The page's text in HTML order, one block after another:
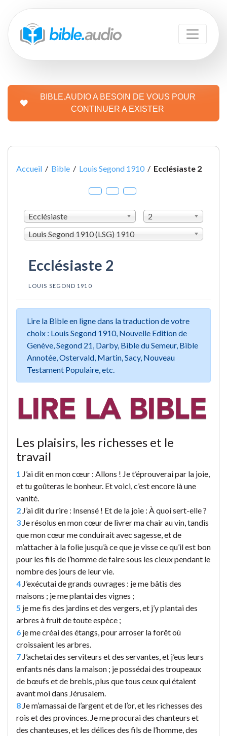
BIBLE.AUDIO A BESOIN DE VOUS POUR
CONTINUER A EXISTER
Accueil / Bible / Louis Segond 1910 / Ecclésiaste 2
Ecclésiaste
2
Louis Segond 1910 (LSG) 1910
Ecclésiaste 2
LOUIS SEGOND 1910
Lire la Bible en ligne dans la traduction de votre
choix : Louis Segond 1910, Nouvelle Edition de
Genève, Segond 21, Darby, Bible du Semeur, Bible
Annotée, Ostervald, Martin, Sacy, Nouveau
Testament Populaire, etc.
Les plaisirs, les richesses et le
travail
1 J’ai dit en mon cœur : Allons ! Je t’éprouverai par la joie,
et tu goûteras le bonheur. Et voici, c’est encore là une
vanité.
2 J’ai dit du rire : Insensé ! Et de la joie : À quoi sert-elle ?
3 Je résolus en mon cœur de livrer ma chair au vin, tandis
que mon cœur me conduirait avec sagesse, et de
m’attacher à la folie jusqu’à ce que je visse ce qu’il est bon
pour les fils de l’homme de faire sous les cieux pendant le
nombre des jours de leur vie.
4 J’exécutai de grands ouvrages : je me bâtis des
maisons ; je me plantai des vignes ;
5 je me fis des jardins et des vergers, et j’y plantai des
arbres à fruit de toute espèce ;
6 je me créai des étangs, pour arroser la forêt où
croissaient les arbres.
7 J’achetai des serviteurs et des servantes, et j’eus leurs
enfants nés dans la maison ; je possédai des troupeaux
de bœufs et de brebis, plus que tous ceux qui étaient
avant moi dans Jérusalem.
8 Je m’amassai de l’argent et de l’or, et les richesses des
rois et des provinces. Je me procurai des chanteurs et
des chanteuses, et les délices des fils de l’homme, des